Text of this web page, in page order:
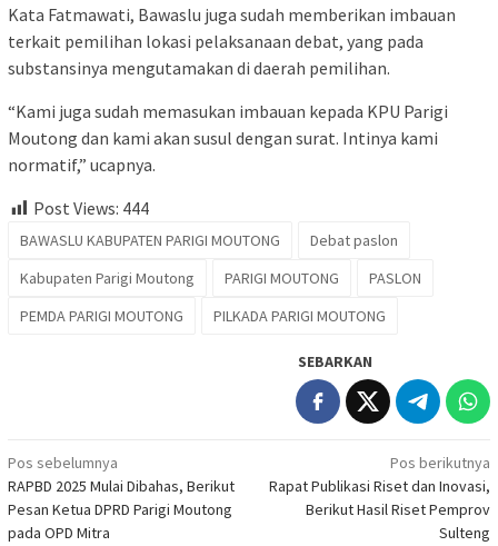
Kata Fatmawati, Bawaslu juga sudah memberikan imbauan
terkait pemilihan lokasi pelaksanaan debat, yang pada
substansinya mengutamakan di daerah pemilihan.
“Kami juga sudah memasukan imbauan kepada KPU Parigi
Moutong dan kami akan susul dengan surat. Intinya kami
normatif,” ucapnya.
Post Views: 444
BAWASLU KABUPATEN PARIGI MOUTONG
Debat paslon
Kabupaten Parigi Moutong
PARIGI MOUTONG
PASLON
PEMDA PARIGI MOUTONG
PILKADA PARIGI MOUTONG
SEBARKAN
Navigasi
pos
Pos sebelumnya
RAPBD 2025 Mulai Dibahas, Berikut
Pesan Ketua DPRD Parigi Moutong
pada OPD Mitra
Pos berikutnya
Rapat Publikasi Riset dan Inovasi,
Berikut Hasil Riset Pemprov
Sulteng